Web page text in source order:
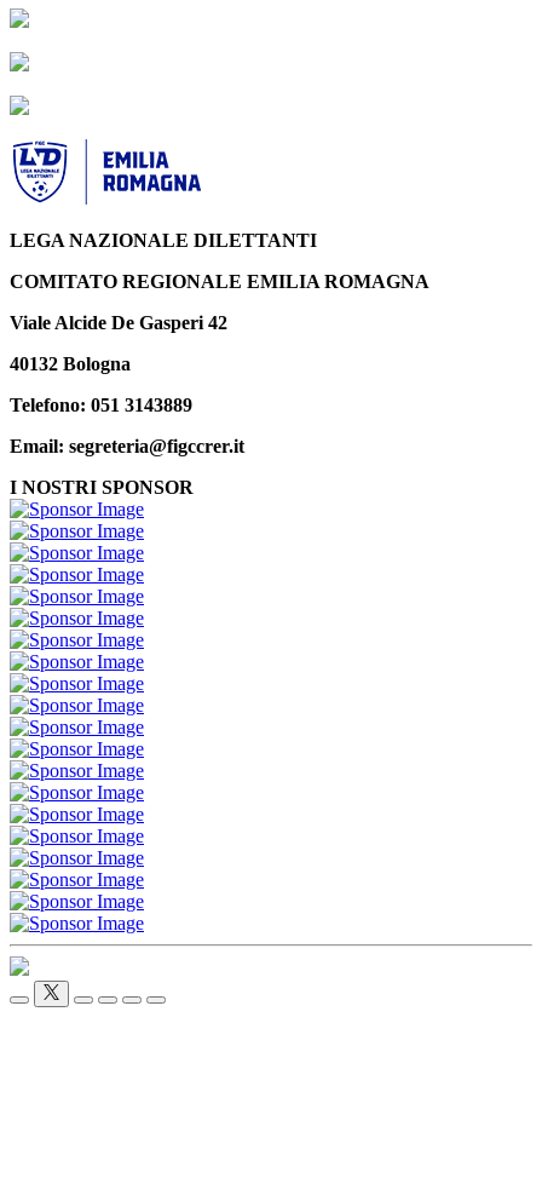
LEGA NAZIONALE DILETTANTI
COMITATO REGIONALE EMILIA ROMAGNA
Viale Alcide De Gasperi 42
40132 Bologna
Telefono: 051 3143889
Email: segreteria@figccrer.it
I NOSTRI SPONSOR